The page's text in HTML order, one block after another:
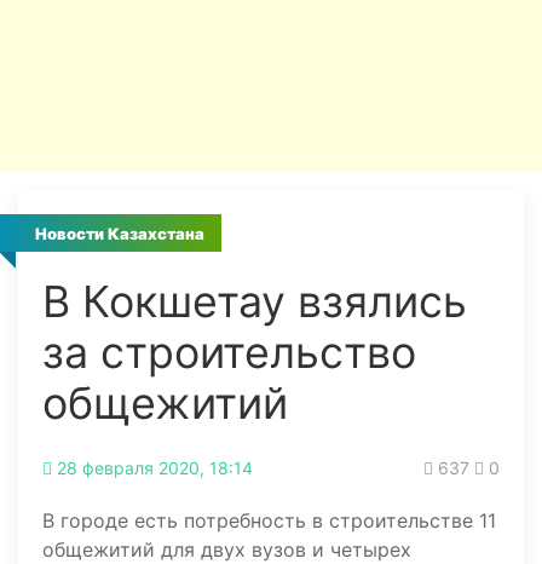
Новости Казахстана
В Кокшетау взялись
за строительство
общежитий
28 февраля 2020, 18:14 637 0
В городе есть потребность в строительстве 11
общежитий для двух вузов и четырех